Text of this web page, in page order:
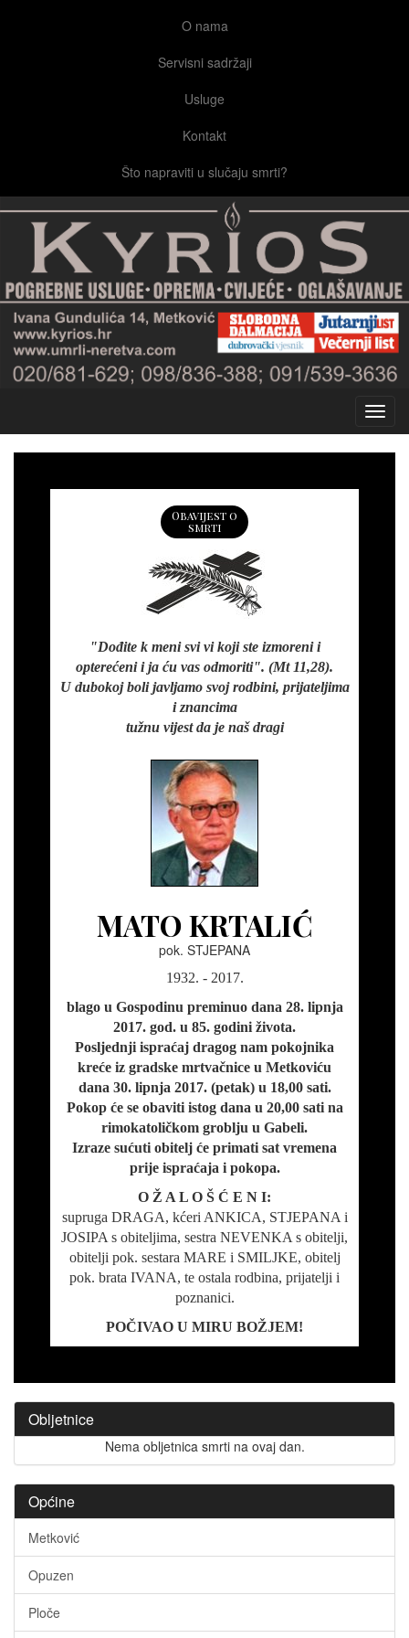
O nama
Servisni sadržaji
Usluge
Kontakt
Što napraviti u slučaju smrti?
Obavijest o
smrti
"Dođite k meni svi vi koji ste izmoreni i
opterećeni i ja ću vas odmoriti". (Mt 11,28).
U dubokoj boli javljamo svoj rodbini, prijateljima
i znancima
tužnu vijest da je naš dragi
MATO KRTALIĆ
pok. STJEPANA
1932. - 2017.
blago u Gospodinu preminuo dana 28. lipnja
2017. god. u 85. godini života.
Posljednji ispraćaj dragog nam pokojnika
kreće iz gradske mrtvačnice u Metkoviću
dana 30. lipnja 2017. (petak) u 18,00 sati.
Pokop će se obaviti istog dana u 20,00 sati na
rimokatoličkom groblju u Gabeli.
Izraze sućuti obitelj će primati sat vremena
prije ispraćaja i pokopa.
O Ž A L O Š Ć E N I:
supruga DRAGA, kćeri ANKICA, STJEPANA i
JOSIPA s obiteljima, sestra NEVENKA s obitelji,
obitelji pok. sestara MARE i SMILJKE, obitelj
pok. brata IVANA, te ostala rodbina, prijatelji i
poznanici.
POČIVAO U MIRU BOŽJEM!
Obljetnice
Nema obljetnica smrti na ovaj dan.
Općine
Metković
Opuzen
Ploče